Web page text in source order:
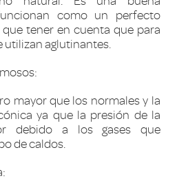
como un perfecto
tener en cuenta que para
utilizan aglutinantes.
mayor que los normales y la
ya que la presión de la
debido a los gases que
de caldos.